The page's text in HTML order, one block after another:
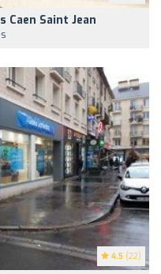
Caen Saint Jean
4.5 (22)